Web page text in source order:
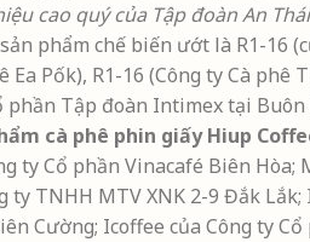
cao quý của Tập đoàn An
phẩm chế biến ướt là R1-16
Pốk), R1-16 (Công ty Cà
phần Tập đoàn Intimex tại
cà phê phin giấy Hiup
ty Cổ phần Vinacafé Biên
ty TNHH MTV XNK 2-9 Đắk
Cường; Icoffee của Công ty